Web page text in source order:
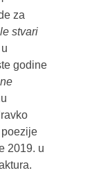
za
stvari
godine
poezije
2019. u